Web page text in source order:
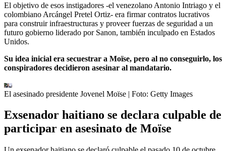
El objetivo de esos instigadores -el venezolano Antonio Intriago y el
colombiano Arcángel Pretel Ortiz- era firmar contratos lucrativos
para construir infraestructuras y proveer fuerzas de seguridad a un
futuro gobierno liderado por Sanon, también inculpado en Estados
Unidos.
Su idea inicial era secuestrar a Moïse, pero al no conseguirlo, los
conspiradores decidieron asesinar al mandatario.
El asesinado presidente Jovenel Moïse | Foto: Getty Images
Exsenador haitiano se declara culpable de
participar en asesinato de Moïse